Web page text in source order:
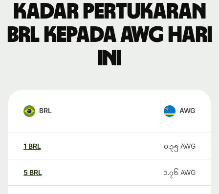
Kadar pertukaran
BRL kepada AWG hari
ini
BRL AWG
1 BRL ၀.၃၅ AWG
5 BRL ၁.၇၆ AWG